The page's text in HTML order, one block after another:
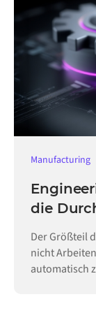
Manufacturing
die
Der Größteil
nicht
automatisch